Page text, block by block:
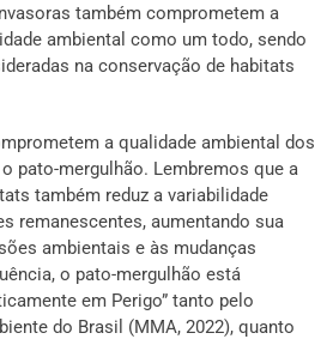
também comprometem a
ambiental como um todo, sendo
na conservação de habitats
a qualidade ambiental dos
pato-mergulhão. Lembremos que a
também reduz a variabilidade
remanescentes, aumentando sua
ambientais e às mudanças
o pato-mergulhão está
em Perigo” tanto pelo
do Brasil (MMA, 2022), quanto